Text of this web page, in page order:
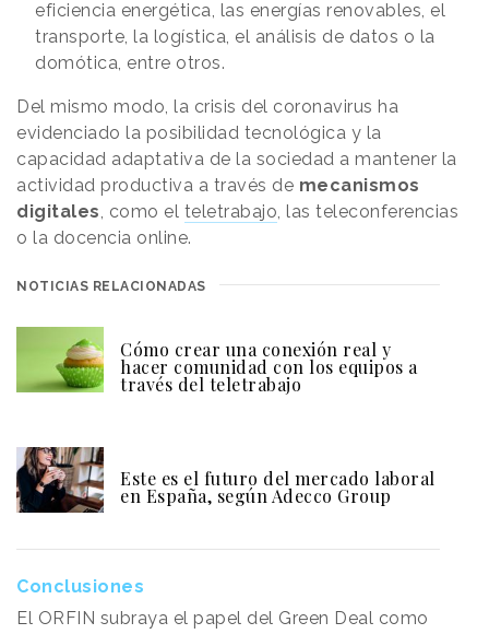
eficiencia energética, las energías renovables, el
transporte, la logística, el análisis de datos o la
domótica, entre otros.
Del mismo modo, la crisis del coronavirus ha
evidenciado la posibilidad tecnológica y la
capacidad adaptativa de la sociedad a mantener la
actividad productiva a través de mecanismos
digitales , como el teletrabajo , las teleconferencias
o la docencia online.
NOTICIAS RELACIONADAS
Cómo crear una conexión real y
hacer comunidad con los equipos a
través del teletrabajo
Este es el futuro del mercado laboral
en España, según Adecco Group
Conclusiones
El ORFIN subraya el papel del Green Deal como